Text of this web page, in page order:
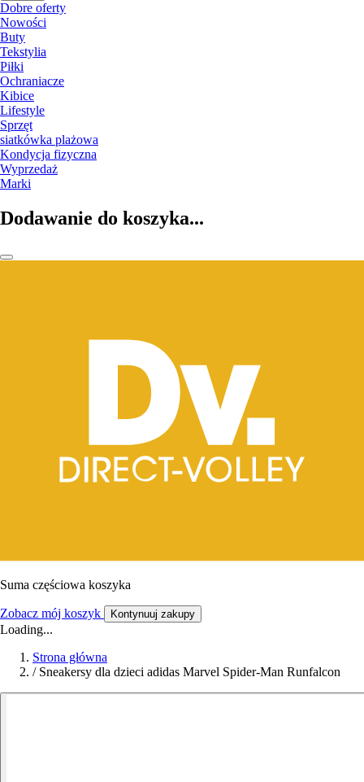
Dobre oferty
Nowości
Buty
Tekstylia
Piłki
Ochraniacze
Kibice
Lifestyle
Sprzęt
siatkówka plażowa
Kondycja fizyczna
Wyprzedaż
Marki
Dodawanie do koszyka...
Suma częściowa koszyka
Zobacz mój koszyk Kontynuuj zakupy
Loading...
Strona główna
/ Sneakersy dla dzieci adidas Marvel Spider-Man Runfalcon